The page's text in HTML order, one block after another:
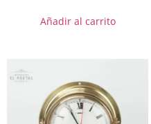
Añadir al carrito